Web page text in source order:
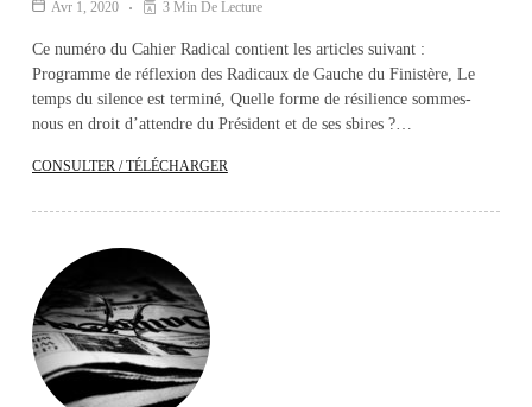
Avr 1, 2020 3 Min De Lecture
Ce numéro du Cahier Radical contient les articles suivant :
Programme de réflexion des Radicaux de Gauche du Finistère, Le
temps du silence est terminé, Quelle forme de résilience sommes-
nous en droit d’attendre du Président et de ses sbires ?…
CONSULTER / TÉLÉCHARGER